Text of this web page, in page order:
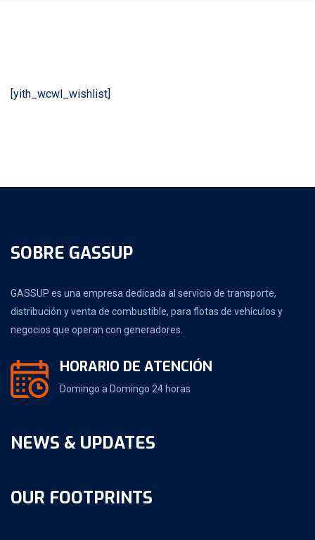
[yith_wcwl_wishlist]
SOBRE GASSUP
GASSUP es una empresa dedicada al servicio de transporte,
distribución y venta de combustible, para flotas de vehículos y
negocios que operan con generadores.
HORARIO DE ATENCIÓN
Domingo a Domingo 24 horas
NEWS & UPDATES
OUR FOOTPRINTS